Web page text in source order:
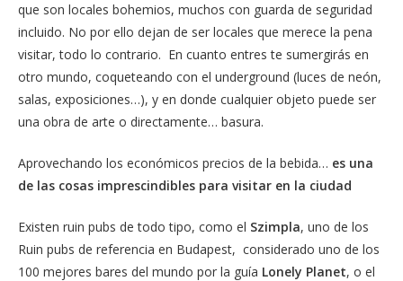
que son locales bohemios, muchos con guarda de seguridad
incluido. No por ello dejan de ser locales que merece la pena
visitar, todo lo contrario. En cuanto entres te sumergirás en
otro mundo, coqueteando con el underground (luces de neón,
salas, exposiciones…), y en donde cualquier objeto puede ser
una obra de arte o directamente… basura.
Aprovechando los económicos precios de la bebida… es una
de las cosas imprescindibles para visitar en la ciudad
Existen ruin pubs de todo tipo, como el Szimpla, uno de los
Ruin pubs de referencia en Budapest, considerado uno de los
100 mejores bares del mundo por la guía Lonely Planet, o el